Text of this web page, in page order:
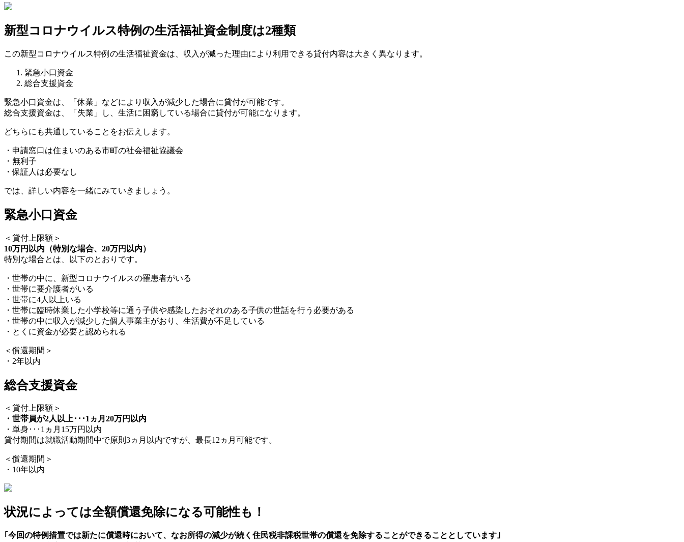
新型コロナウイルス特例の生活福祉資金制度は2種類
この新型コロナウイルス特例の生活福祉資金は、収入が減った理由により利用できる貸付内容は大きく異なります。
緊急小口資金
総合支援資金
緊急小口資金は、「休業」などにより収入が減少した場合に貸付が可能です。
総合支援資金は、「失業」し、生活に困窮している場合に貸付が可能になります。
どちらにも共通していることをお伝えします。
・申請窓口は住まいのある市町の社会福祉協議会
・無利子
・保証人は必要なし
では、詳しい内容を一緒にみていきましょう。
緊急小口資金
＜貸付上限額＞
10万円以内（特別な場合、20万円以内）
特別な場合とは、以下のとおりです。
・世帯の中に、新型コロナウイルスの罹患者がいる
・世帯に要介護者がいる
・世帯に4人以上いる
・世帯に臨時休業した小学校等に通う子供や感染したおそれのある子供の世話を行う必要がある
・世帯の中に収入が減少した個人事業主がおり、生活費が不足している
・とくに資金が必要と認められる
＜償還期間＞
・2年以内
総合支援資金
＜貸付上限額＞
・世帯員が2人以上･･･1ヵ月20万円以内
・単身･･･1ヵ月15万円以内
貸付期間は就職活動期間中で原則3ヵ月以内ですが、最長12ヵ月可能です。
＜償還期間＞
・10年以内
状況によっては全額償還免除になる可能性も！
｢今回の特例措置では新たに償還時において、なお所得の減少が続く住民税非課税世帯の償還を免除することができることとしています｣